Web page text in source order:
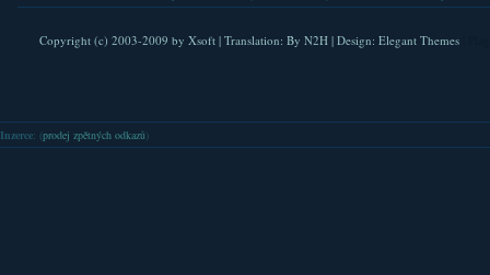
Copyright (c) 2003-2009 by Xsoft| Translation: By N2H| Design: Elegant Themes
Inzerce: (prodej zpětných odkazů )